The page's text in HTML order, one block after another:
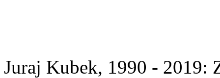
Juraj Kubek, 1990 - 2019: